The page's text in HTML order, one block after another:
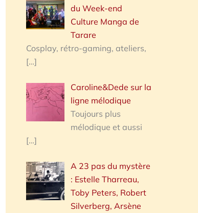
du Week-end
Culture Manga de
Tarare
Cosplay, rétro-gaming, ateliers,
[…]
Caroline&Dede sur la
ligne mélodique
Toujours plus
mélodique et aussi
[…]
A 23 pas du mystère
: Estelle Tharreau,
Toby Peters, Robert
Silverberg, Arsène